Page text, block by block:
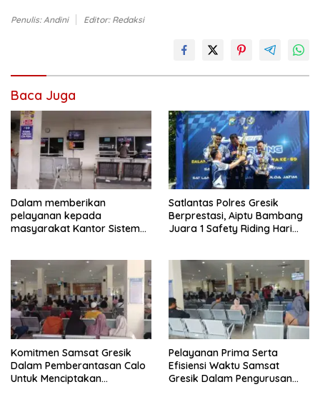
Penulis: Andini Editor: Redaksi
Baca Juga
Dalam memberikan
pelayanan kepada
masyarakat Kantor Sistem
Satlantas Polres Gresik
Berprestasi, Aiptu Bambang
Juara 1 Safety Riding Hari
Komitmen Samsat Gresik
Dalam Pemberantasan Calo
Untuk Menciptakan
Pelayanan Prima Serta
Efisiensi Waktu Samsat
Gresik Dalam Pengurusan